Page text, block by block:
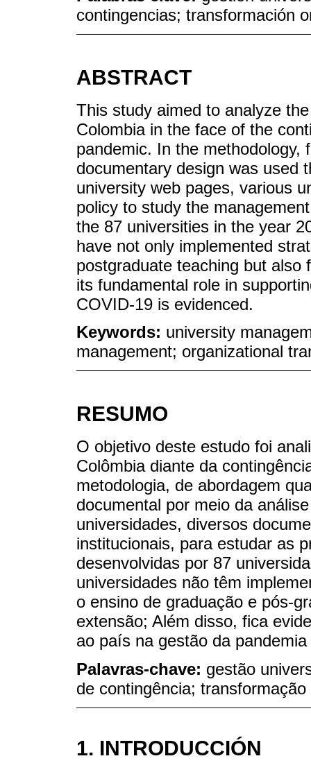
contingencias; transformación
ABSTRACT
This study aimed to analyze
Colombia in the face of the
pandemic. In the methodology,
documentary design was used
university web pages, various
policy to study the
the 87 universities in the year
have not only implemented
postgraduate teaching but also
its fundamental role in
COVID-19 is evidenced.
Keywords: university
management; organizational
RESUMO
O objetivo deste estudo foi
Colômbia diante da
metodologia, de abordagem
documental por meio da
universidades, diversos
institucionais, para estudar as
desenvolvidas por 87
universidades não têm
o ensino de graduação e pós-
extensão; Além disso, fica
ao país na gestão da
Palavras-chave: gestão
de contingência;
1. INTRODUCCIÓN